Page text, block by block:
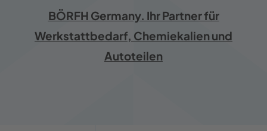
BÖRFH Germany. Ihr Partner für
Werkstattbedarf, Chemiekalien und
Autoteilen